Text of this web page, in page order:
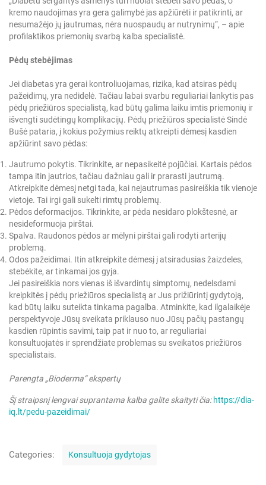
kremo naudojimas yra gera galimybė jas apžiūrėti ir patikrinti, ar
nesumažėjo jų jautrumas, nėra nuospaudų ar nutrynimų“, – apie
profilaktikos priemonių svarbą kalba specialistė.
Pėdų stebėjimas
Jei diabetas yra gerai kontroliuojamas, rizika, kad atsiras pėdų
pažeidimų, yra nedidelė. Tačiau labai svarbu reguliariai lankytis pas
pėdų priežiūros specialistą, kad būtų galima laiku imtis priemonių ir
išvengti sudėtingų komplikacijų. Pėdų priežiūros specialistė Sindė
Bušė pataria, į kokius požymius reiktų atkreipti dėmesį kasdien
apžiūrint savo pėdas:
Jautrumo pokytis. Tikrinkite, ar nepasikeitė pojūčiai. Kartais pėdos
tampa itin jautrios, tačiau dažniau gali ir prarasti jautrumą.
Atkreipkite dėmesį netgi tada, kai nejautrumas pasireiškia tik vienoje
vietoje. Tai irgi gali sukelti rimtų problemų.
Pėdos deformacijos. Tikrinkite, ar pėda nesidaro plokštesnė, ar
nesideformuoja pirštai.
Spalva. Raudonos pėdos ar mėlyni pirštai gali rodyti arterijų
problemą.
Odos pažeidimai. Itin atkreipkite dėmesį į atsiradusias žaizdeles,
stebėkite, ar tinkamai jos gyja.
Jei pasireiškia nors vienas iš išvardintų simptomų, nedelsdami
kreipkitės į pėdų priežiūros specialistą ar Jus prižiūrintį gydytoją,
kad būtų laiku suteikta tinkama pagalba. Atminkite, kad ilgalaikėje
perspektyvoje Jūsų sveikata priklauso nuo Jūsų pačių pastangų
kasdien rūpintis savimi, taip pat ir nuo to, ar reguliariai
konsultuojatės ir sprendžiate problemas su sveikatos priežiūros
specialistais.
Parengta „Bioderma“ ekspertų
Šį straipsnį lengvai suprantama kalba galite skaityti čia: https://dia-
iq.lt/pedu-pazeidimai/
Categories: Konsultuoja gydytojas